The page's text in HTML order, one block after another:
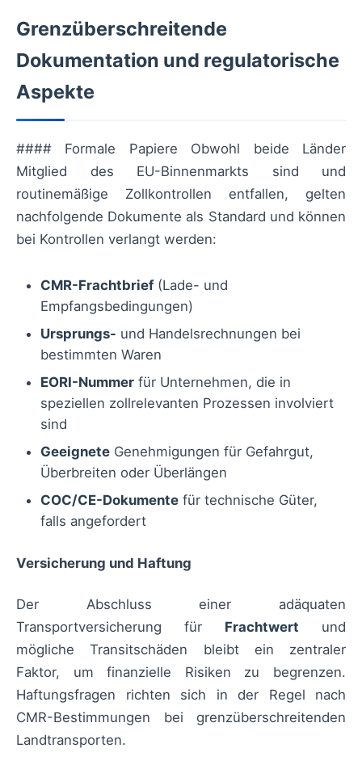
Grenzüberschreitende
Dokumentation und regulatorische
Aspekte
#### Formale Papiere Obwohl beide Länder
Mitglied des EU-Binnenmarkts sind und
routinemäßige Zollkontrollen entfallen, gelten
nachfolgende Dokumente als Standard und können
bei Kontrollen verlangt werden:
CMR-Frachtbrief(Lade- und
Empfangsbedingungen)
Ursprungs- und Handelsrechnungen bei
bestimmten Waren
EORI-Nummer für Unternehmen, die in
speziellen zollrelevanten Prozessen involviert
sind
Geeignete Genehmigungen für Gefahrgut,
Überbreiten oder Überlängen
COC/CE-Dokumente für technische Güter,
falls angefordert
Versicherung und Haftung
Der Abschluss einer adäquaten
Transportversicherung für Frachtwert und
mögliche Transitschäden bleibt ein zentraler
Faktor, um finanzielle Risiken zu begrenzen.
Haftungsfragen richten sich in der Regel nach
CMR-Bestimmungen bei grenzüberschreitenden
Landtransporten.